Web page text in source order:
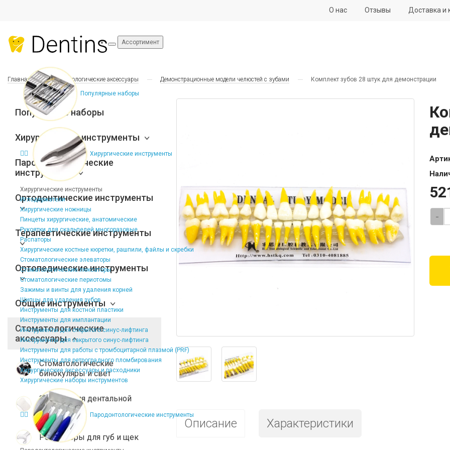
О нас Отзывы Доставка и
Ассортимент
Популярные наборы
Хирургические инструменты
Хирургические инструменты
Иглодержатели
Хирургические ножницы
Пинцеты хирургические, анатомические
Рукоятки для скальпелей многоразовые
Распаторы
Хирургические костные кюретки, рашпили, файлы и скребки
Стоматологические элеваторы
Стоматологические люксаторы
Стоматологические периотомы
Зажимы и винты для удаления корней
Щипцы для удаления зубов
Инструменты для костной пластики
Инструменты для имплантации
Инструменты для открытого синус-лифтинга
Инструменты для закрытого синус-лифтинга
Инструменты для работы с тромбоцитарной плазмой (PRF)
Инструменты для ретроградного пломбирования
Хирургические аксессуары и расходники
Хирургические наборы инструментов
Пародонтологические инструменты
Главная Стоматологические аксессуары Демонстрационные модели челюстей с зубами Комплект зубов 28 штук для демонстрации
Популярные наборы
Хирургические инструменты
Пародонтологические
инструменты
Ортодонтические инструменты
Терапевтические инструменты
Ортопедические инструменты
Общие инструменты
Стоматологические
аксессуары
Стоматологические
бинокуляры и свет
Зеркала для дентальной
фотографии
Ретракторы для губ и щек
-
Описание Характеристики